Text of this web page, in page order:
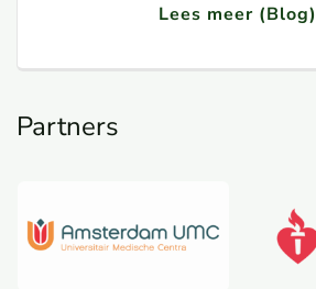
Lees meer (Blog)
Partners